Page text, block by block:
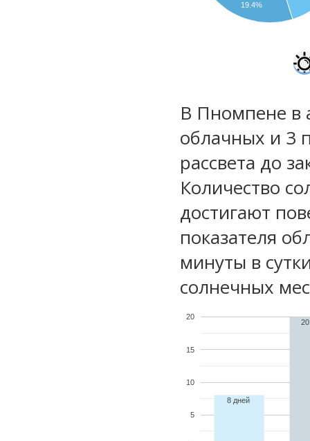
19.4%
В Пномпене в
облачных и 3
рассвета до
Количество
достигают
показателя
минуты в
солнечных
5
10
15
20
8 дней